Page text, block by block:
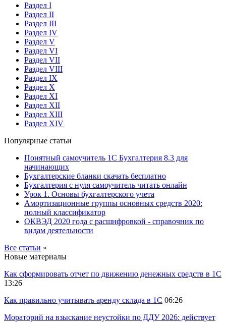
Раздел I
Раздел II
Раздел III
Раздел IV
Раздел V
Раздел VI
Раздел VII
Раздел VIII
Раздел IX
Раздел X
Раздел XI
Раздел XII
Раздел XIII
Раздел XIV
Популярные статьи
Понятный самоучитель 1С Бухгалтерия 8.3 для
начинающих
Бухгалтерские бланки скачать бесплатно
Бухгалтерия с нуля самоучитель читать онлайн
Урок 1. Основы бухгалтерского учета
Амортизационные группы основных средств 2020:
полный классификатор
ОКВЭД 2020 года с расшифровкой - справочник по
видам деятельности
Все статьи »
Новые материалы
Как сформировать отчет по движению денежных средств в 1С
13:26
Как правильно учитывать аренду склада в 1С 06:26
Мораторий на взыскание неустойки по ДДУ 2026: действует